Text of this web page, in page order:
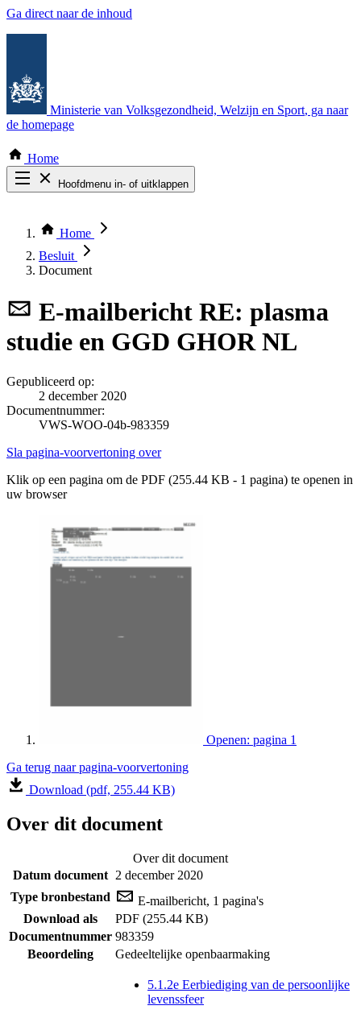
Ga direct naar de inhoud
Ministerie van Volksgezondheid, Welzijn en Sport, ga naar
de homepage
Home
Hoofdmenu in- of uitklappen
Thema COVID-19
Bekijk per bestuursorgaan
Home
Besluit
Document
E-mailbericht RE: plasma
studie en GGD GHOR NL
Gepubliceerd op:
2 december 2020
Documentnummer:
VWS-WOO-04b-983359
Sla pagina-voorvertoning over
Klik op een pagina om de PDF (255.44 KB - 1 pagina) te openen in
uw browser
Openen: pagina 1
Ga terug naar pagina-voorvertoning
Download (pdf, 255.44 KB)
Over dit document
Over dit document
Datum document 2 december 2020
Type bronbestand
E-mailbericht, 1 pagina's
Download als
PDF (255.44 KB)
Documentnummer 983359
Beoordeling
Gedeeltelijke openbaarmaking
5.1.2e Eerbiediging van de persoonlijke
levenssfeer